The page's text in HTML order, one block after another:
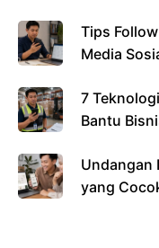
Tips
Media
7
Bantu
Undangan
yang